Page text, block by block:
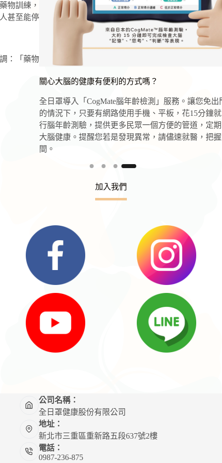
關心大腦的健康有便利的方式嗎？
全日罩導入「CogMate腦年齡檢測」服務。讓您 免出門、有隱私
的情況下，只要有網路使用手機、平板，花15分鐘就可以輕鬆進
行腦年齡測驗，提供更多民眾一個方便的管道，定期關心自己的
大腦健康。提醒您若是發現異常，請儘速就醫，把握黃金治療時
加入我們
公司名稱：
全日罩健康股份有限公司
地址：
新北市三重區重新路五段637號2樓
電話：
0987-236-875